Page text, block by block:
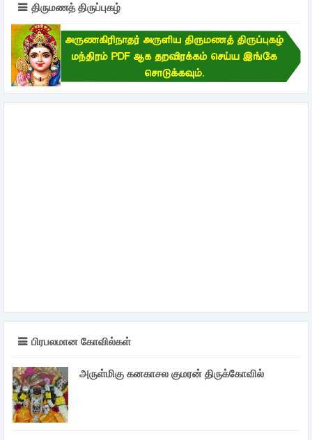
திருமணத் திருப்புகழ்
பிரபலமான கோவில்கள்
அருள்மிகு கனகாசல குமரன் திருக்கோவில்